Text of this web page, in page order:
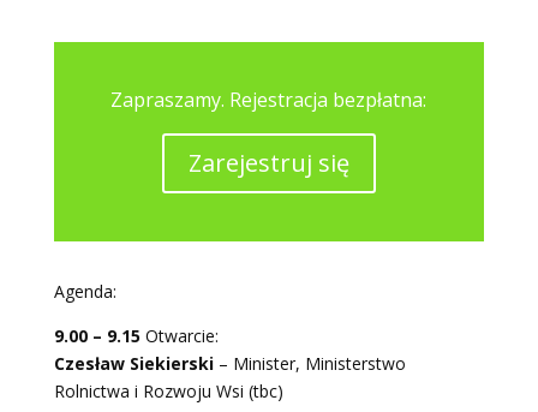
Zapraszamy. Rejestracja bezpłatna:
Zarejestruj się
Agenda:
9.00 – 9.15 Otwarcie:
Czesław Siekierski– Minister, Ministerstwo
Rolnictwa i Rozwoju Wsi (tbc)